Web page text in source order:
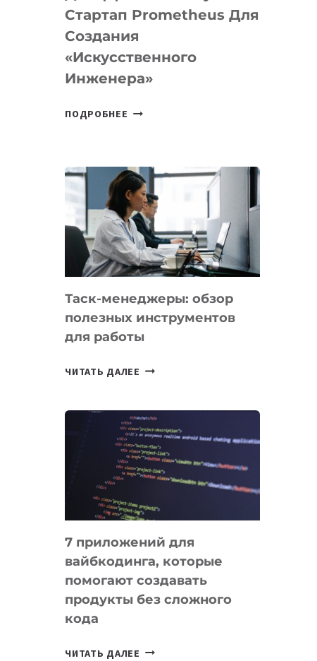
LINUX
Стартап Prometheus Для
Создания
«искусственного
Инженера»
ПОДРОБНЕЕ ДЖЕФФ
PROMETHEUS
ДЛЯ
СОЗДАНИЯ
«ИСКУССТВЕННОГО
ИНЖЕНЕРА»
Таск-менеджеры: обзор
полезных инструментов
для работы
ЧИТАТЬ ДАЛЕЕ ТАСК-
ПОЛЕЗНЫХ
ИНСТРУМЕНТОВ
ДЛЯ
РАБОТЫ
7 приложений для
вайбкодинга, которые
помогают создавать
продукты без сложного
кода
ЧИТАТЬ ДАЛЕЕ